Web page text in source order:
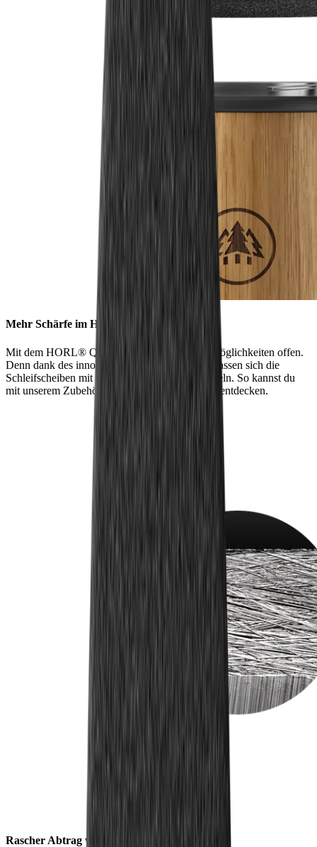
Mehr Schärfe im Handumdrehen
Mit dem HORL® Quick Lock stehen dir alle Möglichkeiten offen.
Denn dank des innovativen Verschlusssystems lassen sich die
Schleifscheiben mit nur einem Handgriff wechseln. So kannst du
mit unserem Zubehör noch mehr Schärfe-Level entdecken.
Rascher Abtrag wieder und wieder